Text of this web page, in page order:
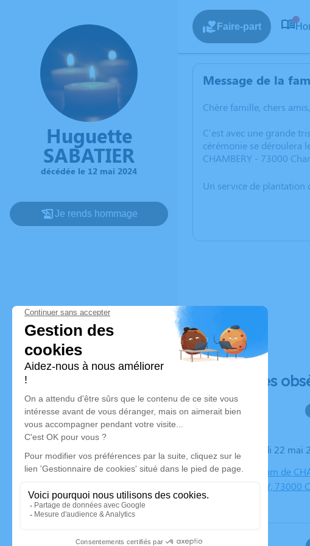
Huguette
SABATIER
décédée le 12 mai 2024
Je rends hommage
Faire-part
Message de la
Chère famille, chers amis,
C'est avec une grande
cérémonie se déroulera
CHAMBERY - 73000
Un service de plantation
Déroulé des
Le mercredi 22
Crématorium de
CHAMBERY, 73000